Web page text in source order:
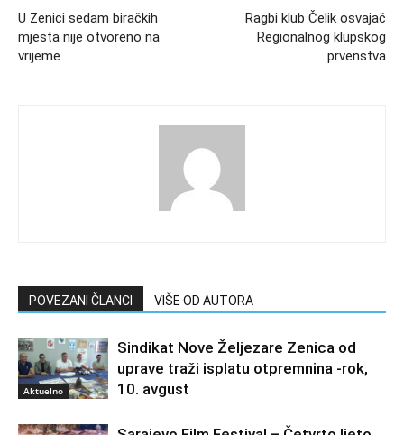
U Zenici sedam biračkih
mjesta nije otvoreno na
vrijeme
Ragbi klub Čelik osvajač
Regionalnog klupskog
prvenstva
POVEZANI ČLANCI VIŠE OD AUTORA
Aktuelno
Sindikat Nove Željezare Zenica od
uprave traži isplatu otpremnina -rok,
10. avgust